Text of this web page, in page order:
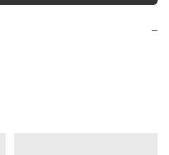
−